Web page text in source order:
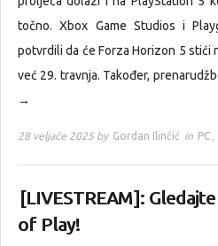
točno. Xbox Game Studios i
potvrdili da će Forza Horizon 5 stići
već 29. travnja. Također,
→
28 veljače 2025 by Gordan Ilinčić in PC ,
[LIVESTREAM]:
of Play!